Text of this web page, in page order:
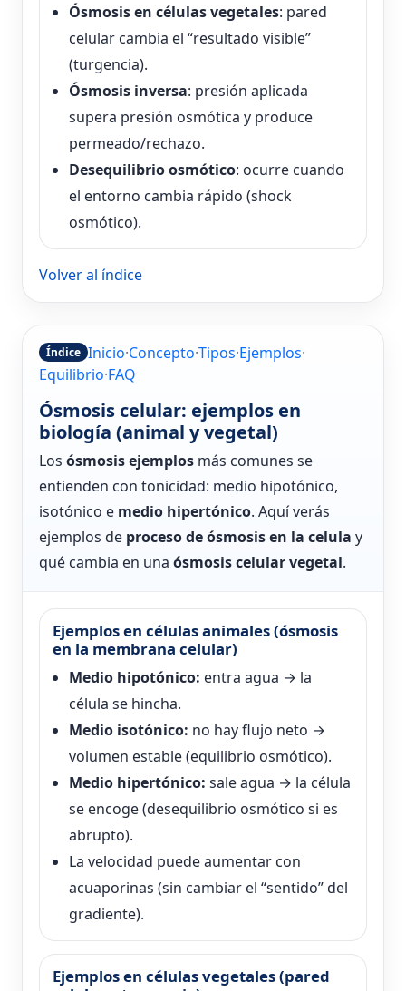
Ósmosis en células vegetales: pared
celular cambia el “resultado visible”
(turgencia).
Ósmosis inversa: presión aplicada
supera presión osmótica y produce
permeado/rechazo.
Desequilibrio osmótico: ocurre cuando
el entorno cambia rápido (shock
osmótico).
Volver al índice
Índice Inicio·Concepto·Tipos·Ejemplos·
Equilibrio·FAQ
Ósmosis celular: ejemplos en
biología (animal y vegetal)
Los ósmosis ejemplos más comunes se
entienden con tonicidad: medio hipotónico,
isotónico e medio hipertónico. Aquí verás
ejemplos de proceso de ósmosis en la celula y
qué cambia en una ósmosis celular vegetal.
Ejemplos en células animales (ósmosis
en la membrana celular)
Medio hipotónico: entra agua → la
célula se hincha.
Medio isotónico: no hay flujo neto →
volumen estable (equilibrio osmótico).
Medio hipertónico: sale agua → la célula
se encoge (desequilibrio osmótico si es
abrupto).
La velocidad puede aumentar con
acuaporinas (sin cambiar el “sentido” del
gradiente).
Ejemplos en células vegetales (pared